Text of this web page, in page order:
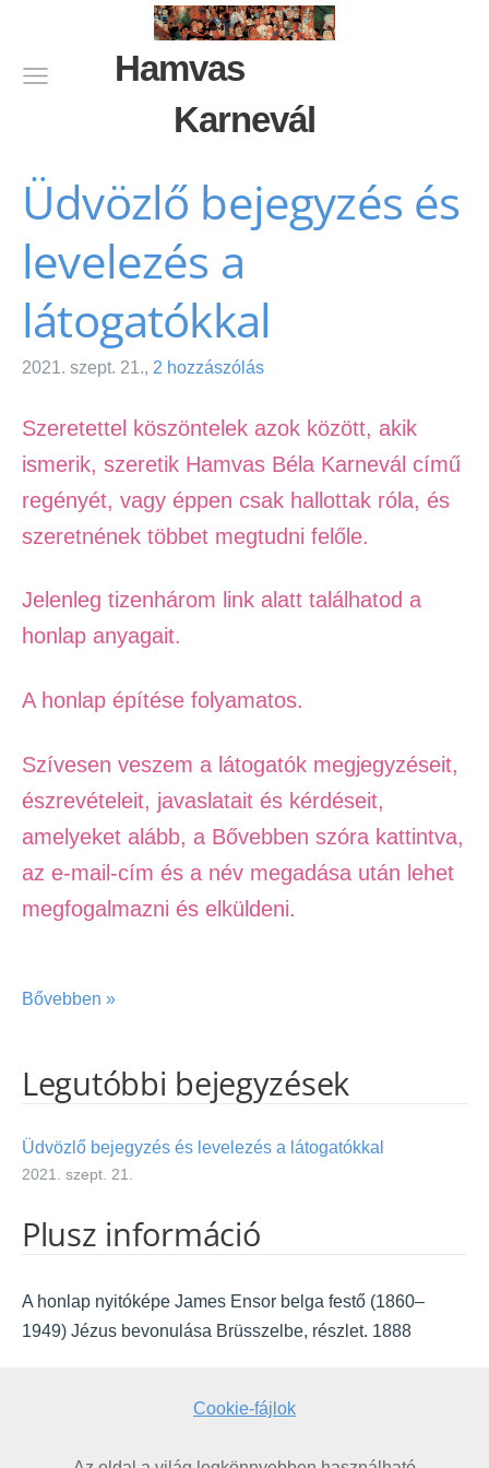
Hamvas
Karnevál
Legutóbbi bejegyzések
Üdvözlő bejegyzés és levelezés a látogatókkal
2021. szept. 21.
Plusz információ
A honlap nyitóképe James Ensor belga festő (1860–
1949) Jézus bevonulása Brüsszelbe, részlet. 1888
Üdvözlő bejegyzés és
levelezés a
látogatókkal
2021. szept. 21., 2 hozzászólás
Szeretettel köszöntelek azok között, akik
ismerik, szeretik Hamvas Béla Karnevál című
regényét, vagy éppen csak hallottak róla, és
szeretnének többet megtudni felőle.
Jelenleg tizenhárom link alatt találhatod a
honlap anyagait.
A honlap építése folyamatos.
Szívesen veszem a látogatók megjegyzéseit,
észrevételeit, javaslatait és kérdéseit,
amelyeket alább, a Bővebben szóra kattintva,
az e-mail-cím és a név megadása után lehet
megfogalmazni és elküldeni.
Bővebben »
Cookie-fájlok